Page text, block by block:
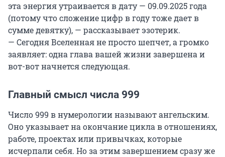
эта энергия утраивается в дату — 09.09.2025 года
(потому что сложение цифр в году тоже дает в
сумме девятку), — рассказывает эзотерик.
— Сегодня Вселенная не просто шепчет, а громко
заявляет: одна глава вашей жизни завершена и
вот-вот начнется следующая.
Главный смысл числа 999
Число 999 в нумерологии называют ангельским.
Оно указывает на окончание цикла в отношениях,
работе, проектах или привычках, которые
исчерпали себя. Но за этим завершением сразу же